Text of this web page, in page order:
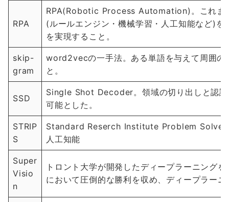
RPA
RPA(Robotic Process Automation)。これま
(ルールエンジン・機械学習・人工知能など)
を実現すること。
skip-
gram
word2vecの一手法。ある単語を与えて周囲の
と。
SSD
Single Shot Decoder。領域の切り出しと認
可能とした。
STRIP
S
Standard Reserch Institute Problem Solver
人工知能
Super
Visio
n
トロント大学が開発したディープラーニング
において圧倒的な勝利を収め、ディープラー